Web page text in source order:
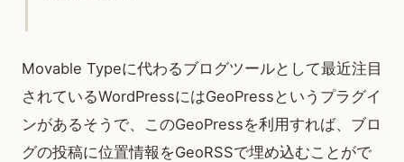
Movable Typeに代わるブログツールとして最近注目
されているWordPressにはGeoPressというプラグイ
ンがあるそうで、このGeoPressを利用すれば、ブロ
グの投稿に位置情報をGeoRSSで埋め込むことがで